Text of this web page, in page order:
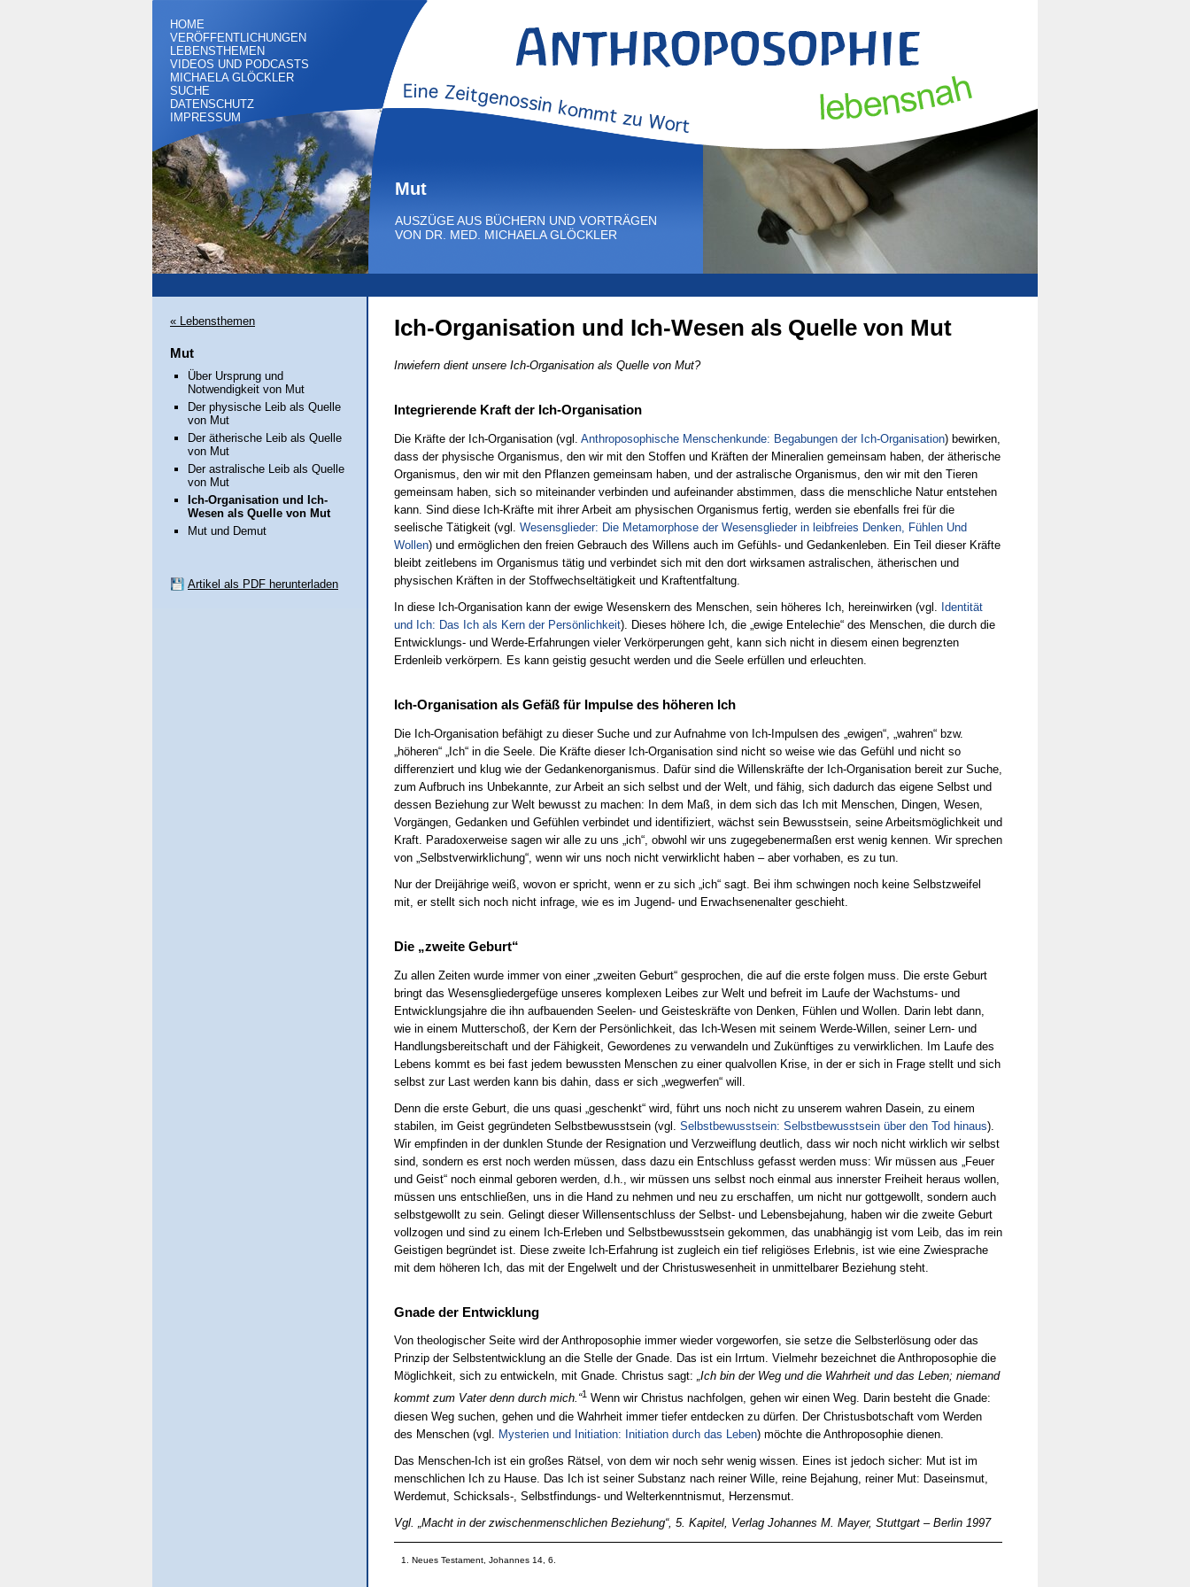
HOME
VERÖFFENTLICHUNGEN
LEBENSTHEMEN
VIDEOS UND PODCASTS
MICHAELA GLÖCKLER
SUCHE
DATENSCHUTZ
IMPRESSUM
Mut
AUSZÜGE AUS BÜCHERN UND VORTRÄGEN
VON DR. MED. MICHAELA GLÖCKLER
Ich-Organisation und Ich-Wesen als Quelle von Mut
Inwiefern dient unsere Ich-Organisation als Quelle von Mut?
Integrierende Kraft der Ich-Organisation
Die Kräfte der Ich-Organisation (vgl. Anthroposophische Menschenkunde: Begabungen der Ich-Organisation) bewirken,
dass der physische Organismus, den wir mit den Stoffen und Kräften der Mineralien gemeinsam haben, der ätherische
Organismus, den wir mit den Pflanzen gemeinsam haben, und der astralische Organismus, den wir mit den Tieren
gemeinsam haben, sich so miteinander verbinden und aufeinander abstimmen, dass die menschliche Natur entstehen
kann. Sind diese Ich-Kräfte mit ihrer Arbeit am physischen Organismus fertig, werden sie ebenfalls frei für die
seelische Tätigkeit (vgl. Wesensglieder: Die Metamorphose der Wesensglieder in leibfreies Denken, Fühlen Und
Wollen) und ermöglichen den freien Gebrauch des Willens auch im Gefühls- und Gedankenleben. Ein Teil dieser Kräfte
bleibt zeitlebens im Organismus tätig und verbindet sich mit den dort wirksamen astralischen, ätherischen und
physischen Kräften in der Stoffwechseltätigkeit und Kraftentfaltung.
In diese Ich-Organisation kann der ewige Wesenskern des Menschen, sein höheres Ich, hereinwirken (vgl. Identität
und Ich: Das Ich als Kern der Persönlichkeit). Dieses höhere Ich, die „ewige Entelechie“ des Menschen, die durch die
Entwicklungs- und Werde-Erfahrungen vieler Verkörperungen geht, kann sich nicht in diesem einen begrenzten
Erdenleib verkörpern. Es kann geistig gesucht werden und die Seele erfüllen und erleuchten.
Ich-Organisation als Gefäß für Impulse des höheren Ich
Die Ich-Organisation befähigt zu dieser Suche und zur Aufnahme von Ich-Impulsen des „ewigen“, „wahren“ bzw.
„höheren“ „Ich“ in die Seele. Die Kräfte dieser Ich-Organisation sind nicht so weise wie das Gefühl und nicht so
differenziert und klug wie der Gedankenorganismus. Dafür sind die Willenskräfte der Ich-Organisation bereit zur Suche,
zum Aufbruch ins Unbekannte, zur Arbeit an sich selbst und der Welt, und fähig, sich dadurch das eigene Selbst und
dessen Beziehung zur Welt bewusst zu machen: In dem Maß, in dem sich das Ich mit Menschen, Dingen, Wesen,
Vorgängen, Gedanken und Gefühlen verbindet und identifiziert, wächst sein Bewusstsein, seine Arbeitsmöglichkeit und
Kraft. Paradoxerweise sagen wir alle zu uns „ich“, obwohl wir uns zugegebenermaßen erst wenig kennen. Wir sprechen
von „Selbstverwirklichung“, wenn wir uns noch nicht verwirklicht haben – aber vorhaben, es zu tun.
Nur der Dreijährige weiß, wovon er spricht, wenn er zu sich „ich“ sagt. Bei ihm schwingen noch keine Selbstzweifel
mit, er stellt sich noch nicht infrage, wie es im Jugend- und Erwachsenenalter geschieht.
Die „zweite Geburt“
Zu allen Zeiten wurde immer von einer „zweiten Geburt“ gesprochen, die auf die erste folgen muss. Die erste Geburt
bringt das Wesensgliedergefüge unseres komplexen Leibes zur Welt und befreit im Laufe der Wachstums- und
Entwicklungsjahre die ihn aufbauenden Seelen- und Geisteskräfte von Denken, Fühlen und Wollen. Darin lebt dann,
wie in einem Mutterschoß, der Kern der Persönlichkeit, das Ich-Wesen mit seinem Werde-Willen, seiner Lern- und
Handlungsbereitschaft und der Fähigkeit, Gewordenes zu verwandeln und Zukünftiges zu verwirklichen. Im Laufe des
Lebens kommt es bei fast jedem bewussten Menschen zu einer qualvollen Krise, in der er sich in Frage stellt und sich
selbst zur Last werden kann bis dahin, dass er sich „wegwerfen“ will.
Denn die erste Geburt, die uns quasi „geschenkt“ wird, führt uns noch nicht zu unserem wahren Dasein, zu einem
stabilen, im Geist gegründeten Selbstbewusstsein (vgl. Selbstbewusstsein: Selbstbewusstsein über den Tod hinaus).
Wir empfinden in der dunklen Stunde der Resignation und Verzweiflung deutlich, dass wir noch nicht wirklich wir selbst
sind, sondern es erst noch werden müssen, dass dazu ein Entschluss gefasst werden muss: Wir müssen aus „Feuer
und Geist“ noch einmal geboren werden, d.h., wir müssen uns selbst noch einmal aus innerster Freiheit heraus wollen,
müssen uns entschließen, uns in die Hand zu nehmen und neu zu erschaffen, um nicht nur gottgewollt, sondern auch
selbstgewollt zu sein. Gelingt dieser Willensentschluss der Selbst- und Lebensbejahung, haben wir die zweite Geburt
vollzogen und sind zu einem Ich-Erleben und Selbstbewusstsein gekommen, das unabhängig ist vom Leib, das im rein
Geistigen begründet ist. Diese zweite Ich-Erfahrung ist zugleich ein tief religiöses Erlebnis, ist wie eine Zwiesprache
mit dem höheren Ich, das mit der Engelwelt und der Christuswesenheit in unmittelbarer Beziehung steht.
Gnade der Entwicklung
Von theologischer Seite wird der Anthroposophie immer wieder vorgeworfen, sie setze die Selbsterlösung oder das
Prinzip der Selbstentwicklung an die Stelle der Gnade. Das ist ein Irrtum. Vielmehr bezeichnet die Anthroposophie die
Möglichkeit, sich zu entwickeln, mit Gnade. Christus sagt: „Ich bin der Weg und die Wahrheit und das Leben; niemand
kommt zum Vater denn durch mich.“1 Wenn wir Christus nachfolgen, gehen wir einen Weg. Darin besteht die Gnade:
diesen Weg suchen, gehen und die Wahrheit immer tiefer entdecken zu dürfen. Der Christusbotschaft vom Werden
des Menschen (vgl. Mysterien und Initiation: Initiation durch das Leben) möchte die Anthroposophie dienen.
Das Menschen-Ich ist ein großes Rätsel, von dem wir noch sehr wenig wissen. Eines ist jedoch sicher: Mut ist im
menschlichen Ich zu Hause. Das Ich ist seiner Substanz nach reiner Wille, reine Bejahung, reiner Mut: Daseinsmut,
Werdemut, Schicksals-, Selbstfindungs- und Welterkenntnismut, Herzensmut.
Vgl. „Macht in der zwischenmenschlichen Beziehung“, 5. Kapitel, Verlag Johannes M. Mayer, Stuttgart – Berlin 1997
Neues Testament, Johannes 14, 6.
« Lebensthemen
Mut
Über Ursprung und
Notwendigkeit von Mut
Der physische Leib als Quelle
von Mut
Der ätherische Leib als Quelle
von Mut
Der astralische Leib als Quelle
von Mut
Ich-Organisation und Ich-
Wesen als Quelle von Mut
Mut und Demut
Artikel als PDF herunterladen